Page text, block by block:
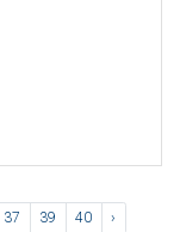
37 39 40 ›